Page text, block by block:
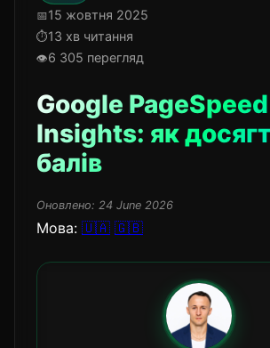
15 жовтня 2025
13 хв читання
6 305 перегляд
Google PageSpeed
Insights: як
балів
Оновлено: 24 June 2026
Мова: 🇺🇦 🇬🇧